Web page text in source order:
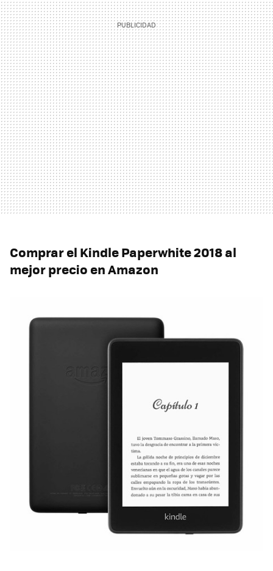
Comprar el Kindle Paperwhite 2018 al
mejor precio en Amazon